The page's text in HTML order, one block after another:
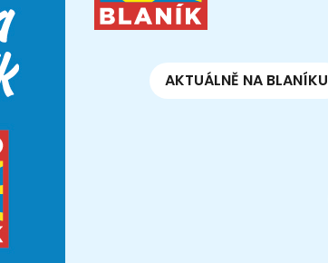
AKTUÁLNĚ NA BLANÍKU